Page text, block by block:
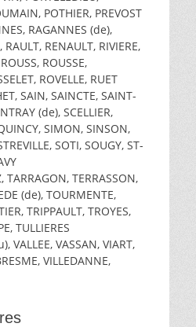
POTHIER, PREVOST
RAGANNES (de),
RAULT, RENAULT, RIVIERE,
ROUSSE,
ROVELLE, RUET
SAIN, SAINCTE, SAINT-
(de), SCELLIER,
SIMON, SINSON,
SOTI, SOUGY, ST-
TARRAGON, TERRASSON,
(de), TOURMENTE,
TRIPPAULT, TROYES,
TULLIERES
VALLEE, VASSAN, VIART,
VILLEDANNE,